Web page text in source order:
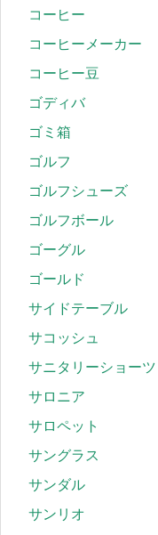
コーヒー
コーヒーメーカー
コーヒー豆
ゴディバ
ゴミ箱
ゴルフ
ゴルフシューズ
ゴルフボール
ゴーグル
ゴールド
サイドテーブル
サコッシュ
サニタリーショーツ
サロニア
サロペット
サングラス
サンダル
サンリオ